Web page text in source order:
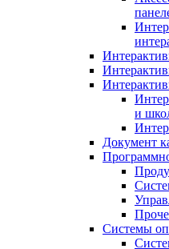
и
Документ
Системы